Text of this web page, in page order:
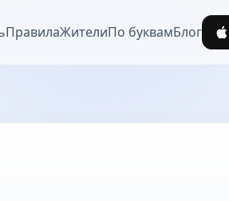
ПравилаЖителиПо буквамБлог